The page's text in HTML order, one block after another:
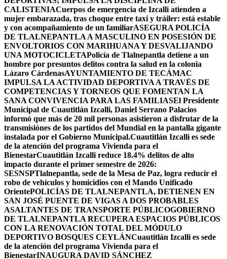
CALISTENIACuerpos de emergencia de Izcalli atienden a
mujer embarazada, tras choque entre taxi y tráiler: está estable
y con acompañamiento de un familiarASEGURA POLICÍA
DE TLALNEPANTLA A MASCULINO EN POSESIÓN DE
ENVOLTORIOS CON MARIHUANA Y DESVALIJANDO
UNA MOTOCICLETAPolicía de Tlalnepantla detiene a un
hombre por presuntos delitos contra la salud en la colonia
Lázaro CárdenasAYUNTAMIENTO DE TECÁMAC
IMPULSA LA ACTIVIDAD DEPORTIVA A TRAVÉS DE
COMPETENCIAS Y TORNEOS QUE FOMENTAN LA
SANA CONVIVENCIA PARA LAS FAMILIASEl Presidente
Municipal de Cuautitlán Izcalli, Daniel Serrano Palacios
informó que más de 20 mil personas asistieron a disfrutar de la
transmisiónes de los partidos del Mundial en la pantalla gigante
instalada por el Gobierno Municipal.Cuautitlán Izcalli es sede
de la atención del programa Vivienda para el
BienestarCuautitlán Izcalli reduce 18.4% delitos de alto
impacto durante el primer semestre de 2026:
SESNSPTlalnepantla, sede de la Mesa de Paz, logra reducir el
robo de vehículos y homicidios con el Mando Unificado
OrientePOLICÍAS DE TLALNEPANTLA, ​DETIENEN EN
SAN JOSÉ PUENTE DE VIGAS A DOS PROBABLES
ASALTANTES DE TRANSPORTE PÚBLICOGOBIERNO
DE TLALNEPANTLA RECUPERA ESPACIOS PÚBLICOS
CON LA RENOVACIÓN TOTAL DEL MÓDULO
DEPORTIVO BOSQUES CEYLÁNCuautitlán Izcalli es sede
de la atención del programa Vivienda para el
BienestarINAUGURA DAVID SÁNCHEZ